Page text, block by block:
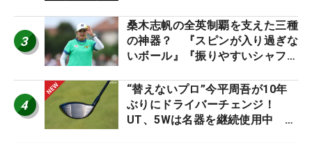
3
桑木志帆の全英制覇を支えた三種
の神器？ 『スピンが入り過ぎな
いボール』『振りやすいシャフ
ー』 #女子プロセッティング
4
“替えないプロ”今平周吾が10年
ぶりにドライバーチェンジ！
UT、5Wは名器を継続使用中 #